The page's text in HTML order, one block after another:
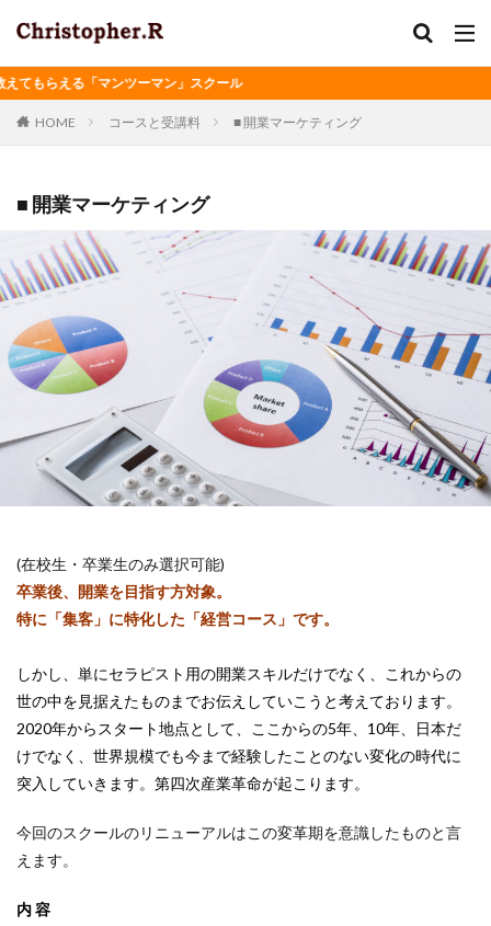
らえる「マンツーマン」スクール
HOME コースと受講料 ■ 開業マーケティング
■ 開業マーケティング
(在校生・卒業生のみ選択可能)
卒業後、開業を目指す方対象。
特に「集客」に特化した「経営コース」です。
しかし、単にセラピスト用の開業スキルだけでなく、これからの
世の中を見据えたものまでお伝えしていこうと考えております。
2020年からスタート地点として、ここからの5年、10年、日本だ
けでなく、世界規模でも今まで経験したことのない変化の時代に
突入していきます。第四次産業革命が起こります。
今回のスクールのリニューアルはこの変革期を意識したものと言
えます。
内 容